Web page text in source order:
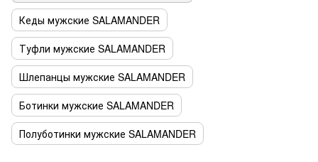
Кеды мужские SALAMANDER
Туфли мужские SALAMANDER
Шлепанцы мужские SALAMANDER
Ботинки мужские SALAMANDER
Полуботинки мужские SALAMANDER